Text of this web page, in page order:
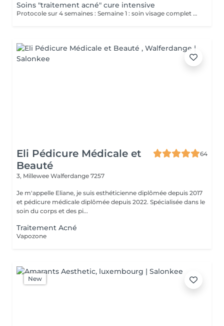
Soins "traitement acné" cure intensive
Protocole sur 4 semaines : Semaine 1 : soin visage complet + un soin flash (espacé de 2 jours minimum) Semaine 2 / 3 et 4 : 2 soins flash (espacé de 2 jours minimum) Descriptif complet : voir "Soin traitement acné"
Eli Pédicure Médicale et
Beauté
64
3, Millewee Walferdange 7257
Je m'appelle Eliane, je suis esthéticienne diplômée depuis 2017
et pédicure médicale diplômée depuis 2022. Spécialisée dans le
soin du corps et des pi...
Traitement Acné
Vapozone
New